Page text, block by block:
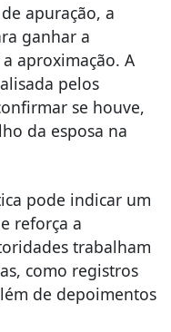
apuração, a
ganhar a
aproximação. A
pelos
se houve,
da esposa na
pode indicar um
reforça a
trabalham
como registros
de depoimentos